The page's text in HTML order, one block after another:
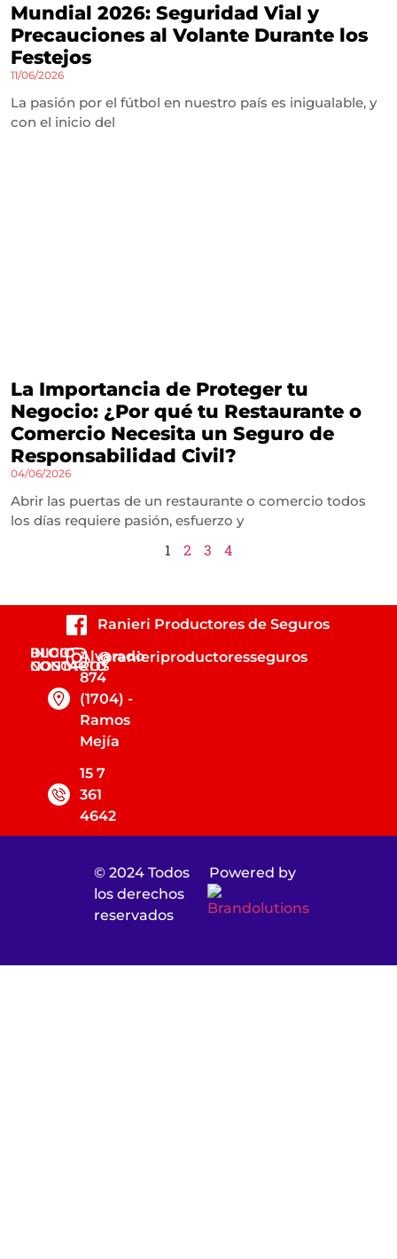
Mundial 2026: Seguridad Vial y
Precauciones al Volante Durante los
Festejos
11/06/2026
La pasión por el fútbol en nuestro país es inigualable, y
con el inicio del
La Importancia de Proteger tu
Negocio: ¿Por qué tu Restaurante o
Comercio Necesita un Seguro de
Responsabilidad Civil?
04/06/2026
Abrir las puertas de un restaurante o comercio todos
los días requiere pasión, esfuerzo y
1 2 3 4
INICIO
NOSOTROS
BLOG
CONTACTO
Alvarado
874
(1704) -
Ramos
Mejía
15 7
361
4642
Ranieri Productores de Seguros
@ranieriproductoresseguros
© 2024 Todos
los derechos
reservados
Powered by